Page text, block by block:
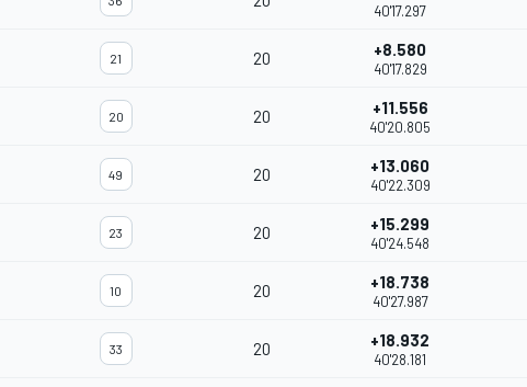
40'17.297
21 20 +8.580
40'17.829
20 20 +11.556
40'20.805
49 20 +13.060
40'22.309
23 20 +15.299
40'24.548
10 20 +18.738
40'27.987
33 20 +18.932
40'28.181